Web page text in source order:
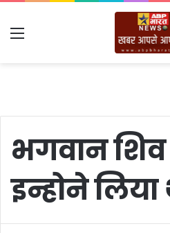
Menu
भगवान शिव
इन्होने